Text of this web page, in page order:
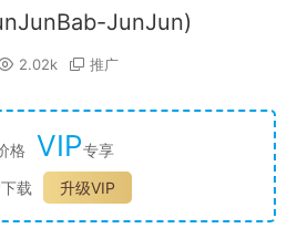
JunJun)
2.02k 推广
格 VIP专享
载
升级VIP